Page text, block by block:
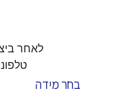
לאחר
בחר מידה